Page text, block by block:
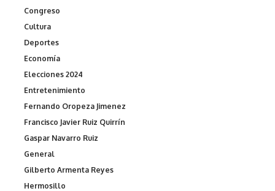
Congreso
Cultura
Deportes
Economía
Elecciones 2024
Entretenimiento
Fernando Oropeza Jimenez
Francisco Javier Ruiz Quirrín
Gaspar Navarro Ruiz
General
Gilberto Armenta Reyes
Hermosillo